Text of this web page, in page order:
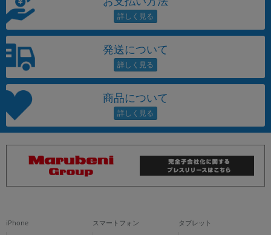
発送について
商品について
iPhone スマートフォン タブレット